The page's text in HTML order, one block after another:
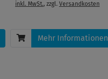
inkl. MwSt., zzgl. Versandkosten
Mehr Informationen